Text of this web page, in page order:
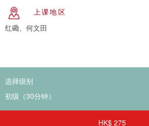
上课地区
红磡、何文田
选择级别
HK$ 275